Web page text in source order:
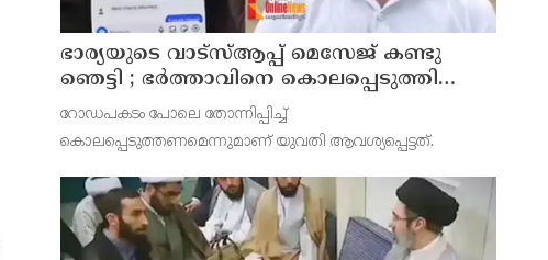
ഭാര്യയുടെ വാട്സ്ആപ്പ് മെസേജ് കണ്ടു
ഞെട്ടി ; ഭര്‍ത്താവിനെ കൊലപ്പെടുത്തി
മരണം റോഡപകടമാക്കി മാറ്റാന്‍
കാമുകനുമായി പദ്ധതിയിട്ട യുവതിയും
സുഹൃത്തും ഒളിവില്‍
റോഡപകടം പോലെ തോന്നിപ്പിച്ച്
കൊലപ്പെടുത്തണമെന്നുമാണ് യുവതി ആവശ്യപ്പെട്ടത്.